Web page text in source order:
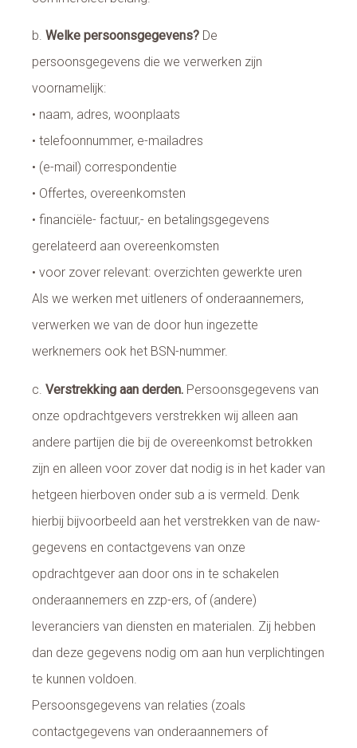
b. Welke persoonsgegevens? De
persoonsgegevens die we verwerken zijn
voornamelijk:
• naam, adres, woonplaats
• telefoonnummer, e-mailadres
• (e-mail) correspondentie
• Offertes, overeenkomsten
• financiële- factuur,- en betalingsgegevens
gerelateerd aan overeenkomsten
• voor zover relevant: overzichten gewerkte uren
Als we werken met uitleners of onderaannemers,
verwerken we van de door hun ingezette
werknemers ook het BSN-nummer.
c. Verstrekking aan derden. Persoonsgegevens van
onze opdrachtgevers verstrekken wij alleen aan
andere partijen die bij de overeenkomst betrokken
zijn en alleen voor zover dat nodig is in het kader van
hetgeen hierboven onder sub a is vermeld. Denk
hierbij bijvoorbeeld aan het verstrekken van de naw-
gegevens en contactgevens van onze
opdrachtgever aan door ons in te schakelen
onderaannemers en zzp-ers, of (andere)
leveranciers van diensten en materialen. Zij hebben
dan deze gegevens nodig om aan hun verplichtingen
te kunnen voldoen.
Persoonsgegevens van relaties (zoals
contactgegevens van onderaannemers of